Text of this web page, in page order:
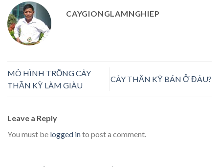
CAYGIONGLAMNGHIEP
MÔ HÌNH TRỒNG CÂY
THẦN KỲ LÀM GIÀU
CÂY THẦN KỲ BÁN Ở ĐÂU?
Leave a Reply
You must be logged into post a comment.